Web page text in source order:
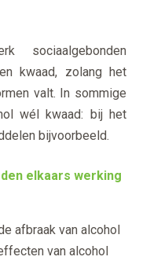
sociaalgebonden
kwaad, zolang het
valt. In sommige
wél kwaad: bij het
bijvoorbeeld.
elkaars werking
afbraak van alcohol
van alcohol